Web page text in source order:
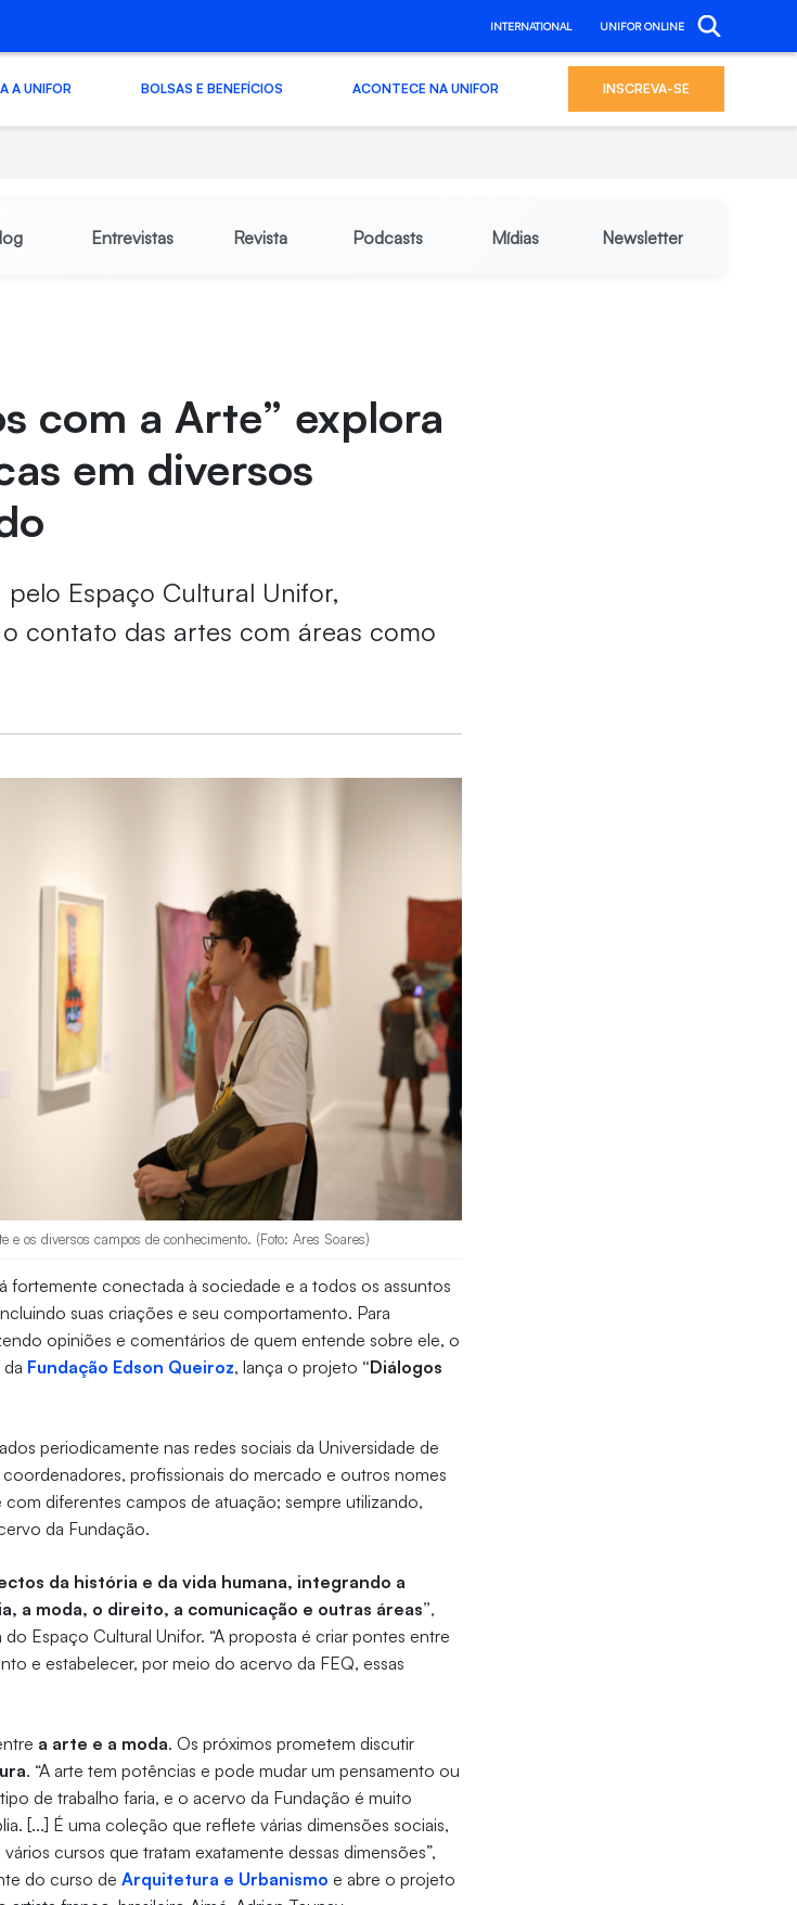
INTERNATIONAL UNIFOR ONLINE
A UNIFOR BOLSAS E BENEFÍCIOS ACONTECE NA UNIFOR INSCREVA-SE
Entrevistas Revista Podcasts Mídias Newsletter
com a Arte” explora
em diversos
pelo Espaço Cultural Unifor,
contato das artes com áreas como
os diversos campos de conhecimento. (Foto: Ares Soares)
fortemente conectada à sociedade e a todos os assuntos
suas criações e seu comportamento. Para
opiniões e comentários de quem entende sobre ele, o
Fundação Edson Queiroz, lança o projeto “Diálogos
periodicamente nas redes sociais da Universidade de
profissionais do mercado e outros nomes
diferentes campos de atuação; sempre utilizando,
da Fundação.
da história e da vida humana, integrando a
a moda, o direito, a comunicação e outras áreas”,
Espaço Cultural Unifor. “A proposta é criar pontes entre
e estabelecer, por meio do acervo da FEQ, essas
a arte e a moda. Os próximos prometem discutir
. “A arte tem potências e pode mudar um pensamento ou
de trabalho faria, e o acervo da Fundação é muito
[...] É uma coleção que reflete várias dimensões sociais,
cursos que tratam exatamente dessas dimensões”,
do curso deArquitetura e Urbanismo e abre o projeto